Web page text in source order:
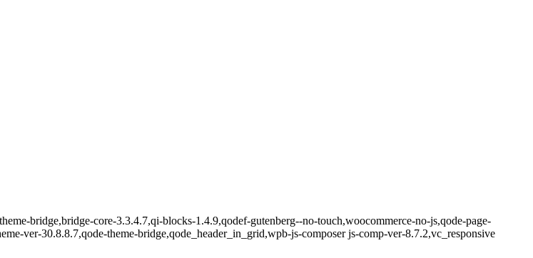
bridge,bridge-core-3.3.4.7,qi-blocks-1.4.9,qodef-gutenberg--no-touch,woocommerce-no-js,qode-page-
ver-30.8.8.7,qode-theme-bridge,qode_header_in_grid,wpb-js-composer js-comp-ver-8.7.2,vc_responsive